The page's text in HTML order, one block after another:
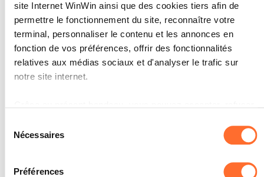
site Internet WinWin ainsi que des cookies tiers afin de
permettre le fonctionnement du site, reconnaître votre
terminal, personnaliser le contenu et les annonces en
fonction de vos préférences, offrir des fonctionnalités
relatives aux médias sociaux et d'analyser le trafic sur
notre site internet.
l’exception des cookies strictement nécessaires au
fonctionnement du site. Une description des différents
cookies est accessible sous l’onglet « Détails » ci-dessus.
Nécessaires
Préférences
1
L'élève est capable de
comprendre la mission du
projet et de développer un
concept pour la solution.
Note maximale: 12
concept de mise en œuvre de la mission.